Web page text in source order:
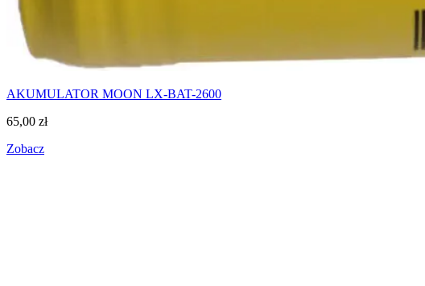
AKUMULATOR MOON LX-BAT-2600
65,00 zł
Zobacz